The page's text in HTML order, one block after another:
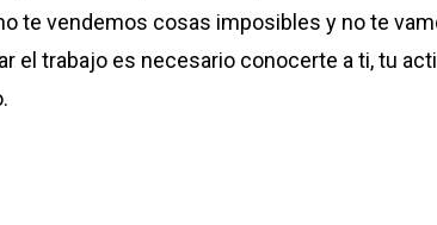
te vendemos cosas imposibles y no te
el trabajo es necesario conocerte a ti, tu